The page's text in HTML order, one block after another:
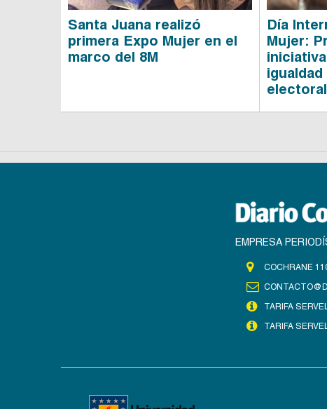
Santa Juana realizó
primera Expo Mujer en el
marco del 8M
Día
Mujer:
electoral
EMPRESA
COCHRANE
TARIFA
TARIFA